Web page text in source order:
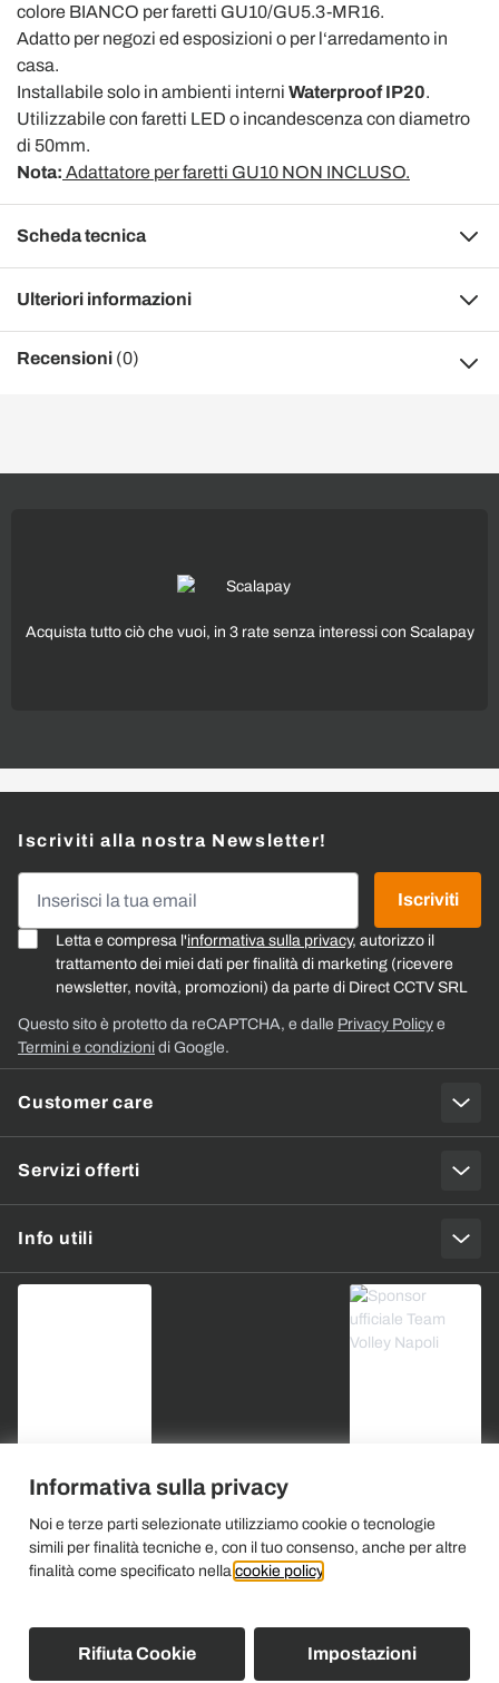
Informativa sulla privacy
Noi e terze parti selezionate utilizziamo cookie o tecnologie
simili per finalità tecniche e, con il tuo consenso, anche per altre
finalità come specificato nella cookie policy
Rifiuta Cookie Impostazioni
colore BIANCO per faretti GU10/GU5.3-MR16.
Adatto per negozi ed esposizioni o per l‘arredamento in
casa.
Installabile solo in ambienti interni Waterproof IP20.
Utilizzabile con faretti LED o incandescenza con diametro
di 50mm.
Nota: Adattatore per faretti GU10 NON INCLUSO.
Scheda tecnica
Ulteriori informazioni
Recensioni (0)
Acquista tutto ciò che vuoi, in 3 rate senza interessi con Scalapay
Customer care
Servizi offerti
Info utili
Iscriviti alla nostra Newsletter!
Letta e compresa l'informativa sulla privacy, autorizzo il
trattamento dei miei dati per finalità di marketing (ricevere
newsletter, novità, promozioni) da parte di Direct CCTV SRL
Iscriviti
Questo sito è protetto da reCAPTCHA, e dalle Privacy Policy e
Termini e condizioni di Google.